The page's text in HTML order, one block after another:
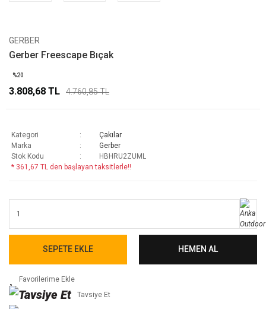
GERBER
Gerber Freescape Bıçak
%20
3.808,68 TL 4.760,85 TL
Kategori
Çakılar
Marka
Gerber
Stok Kodu
HBHRU2ZUML
* 361,67 TL den başlayan taksitlerle!!
SEPETE EKLE HEMEN AL
Tavsiye Et